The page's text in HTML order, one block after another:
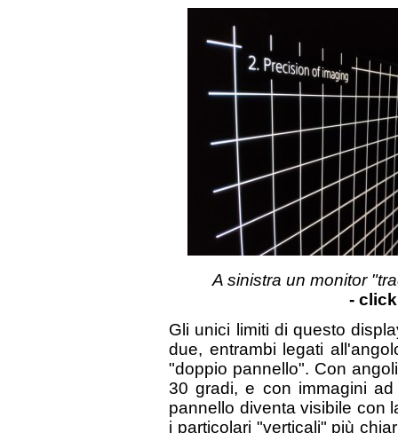
A sinistra un monitor
-
Gli unici limiti di questo
due, entrambi legati
"doppio pannello". Con
30 gradi, e con immagini
pannello diventa visibile con
i particolari "verticali" più